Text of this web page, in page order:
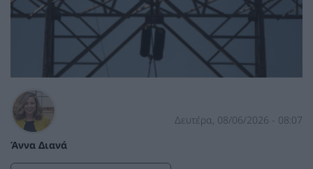
Άννα Διανά
Δευτέρα, 08/06/2026 - 08:07